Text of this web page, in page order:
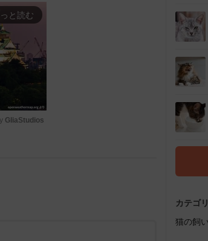
と読む
GliaStudios
カテゴ
猫の飼